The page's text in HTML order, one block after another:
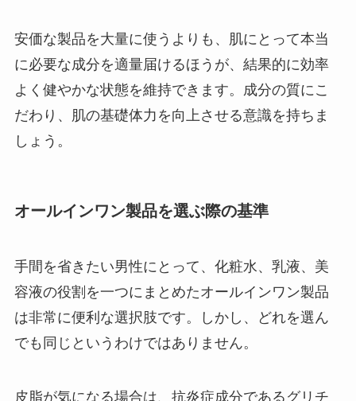
安価な製品を大量に使うよりも、肌にとって本当
に必要な成分を適量届けるほうが、結果的に効率
よく健やかな状態を維持できます。成分の質にこ
だわり、肌の基礎体力を向上させる意識を持ちま
しょう。
オールインワン製品を選ぶ際の基準
手間を省きたい男性にとって、化粧水、乳液、美
容液の役割を一つにまとめたオールインワン製品
は非常に便利な選択肢です。しかし、どれを選ん
でも同じというわけではありません。
皮脂が気になる場合は、抗炎症成分であるグリチ